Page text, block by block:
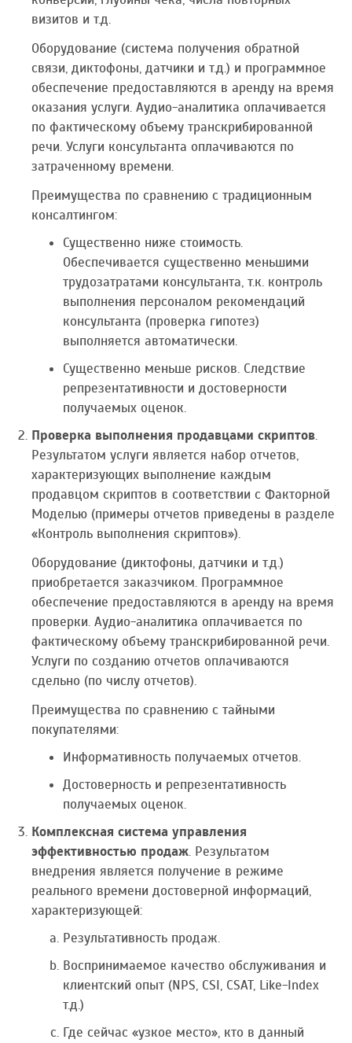
визитов и т.д.
Оборудование (система получения обратной
связи, диктофоны, датчики и т.д.) и программное
обеспечение предоставляются в аренду на время
оказания услуги. Аудио-аналитика оплачивается
по фактическому объему транскрибированной
речи. Услуги консультанта оплачиваются по
затраченному времени.
Преимущества по сравнению с традиционным
консалтингом:
Существенно ниже стоимость.
Обеспечивается существенно меньшими
трудозатратами консультанта, т.к. контроль
выполнения персоналом рекомендаций
консультанта (проверка гипотез)
выполняется автоматически.
Существенно меньше рисков. Следствие
репрезентативности и достоверности
получаемых оценок.
Проверка выполнения продавцами скриптов.
Результатом услуги является набор отчетов,
характеризующих выполнение каждым
продавцом скриптов в соответствии с Факторной
Моделью (примеры отчетов приведены в разделе
«Контроль выполнения скриптов»).
Оборудование (диктофоны, датчики и т.д.)
приобретается заказчиком. Программное
обеспечение предоставляются в аренду на время
проверки. Аудио-аналитика оплачивается по
фактическому объему транскрибированной речи.
Услуги по созданию отчетов оплачиваются
сдельно (по числу отчетов).
Преимущества по сравнению с тайными
покупателями:
Информативность получаемых отчетов.
Достоверность и репрезентативность
получаемых оценок.
Комплексная система управления
эффективностью продаж. Результатом
внедрения является получение в режиме
реального времени достоверной информаций,
характеризующей:
Результативность продаж.
Воспринимаемое качество обслуживания и
клиентский опыт (NPS, CSI, CSAT, Like-Index
т.д.)
Где сейчас «узкое место», кто в данный